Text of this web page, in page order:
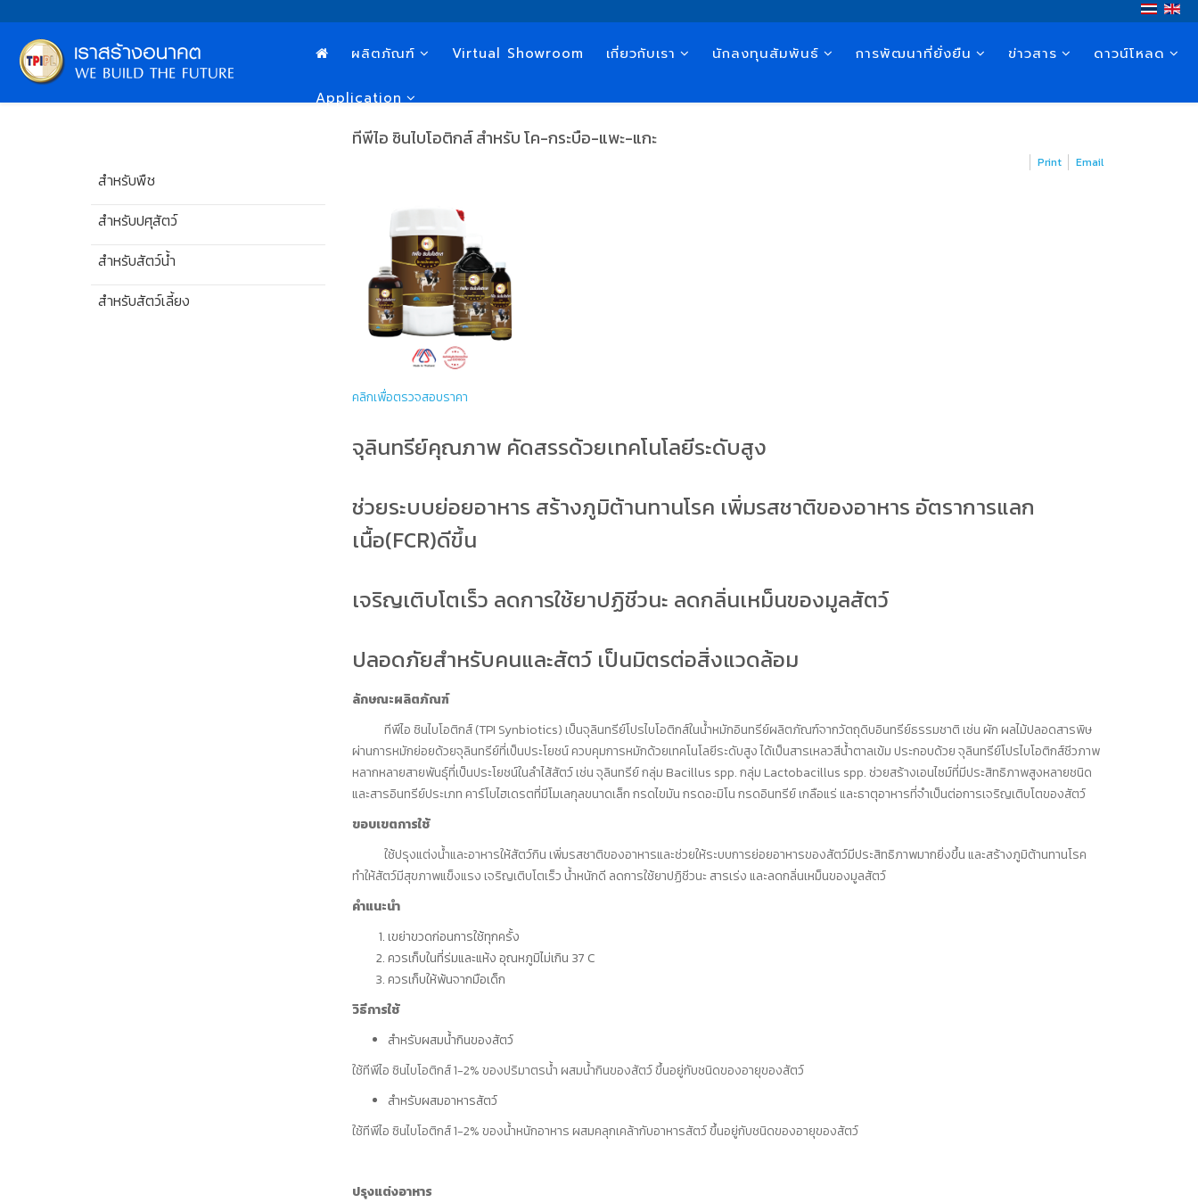
ผลิตภัณฑ์ Virtual Showroom เกี่ยวกับเรา นักลงทุนสัมพันธ์ การพัฒนาที่ยั่งยืน ข่าวสาร ดาวน์โหลด
Application
สำหรับพืช
สำหรับปศุสัตว์
สำหรับสัตว์น้ำ
สำหรับสัตว์เลี้ยง
ทีพีไอ ซินไบโอติกส์ สำหรับ โค-กระบือ-แพะ-แกะ
Print Email
คลิกเพื่อตรวจสอบราคา
จุลินทรีย์คุณภาพ คัดสรรด้วยเทคโนโลยีระดับสูง
ช่วยระบบย่อยอาหาร สร้างภูมิต้านทานโรค เพิ่มรสชาติของอาหาร อัตราการแลก
เนื้อ(FCR)ดีขึ้น
เจริญเติบโตเร็ว ลดการใช้ยาปฏิชีวนะ ลดกลิ่นเหม็นของมูลสัตว์
ปลอดภัยสำหรับคนและสัตว์ เป็นมิตรต่อสิ่งแวดล้อม
ลักษณะผลิตภัณฑ์
ทีพีไอ ซินไบโอติกส์ (TPI Synbiotics) เป็นจุลินทรีย์โปรไบโอติกส์ในน้ำหมักอินทรีย์ผลิตภัณฑ์จากวัตถุดิบอินทรีย์ธรรมชาติ เช่น ผัก ผลไม้ปลอดสารพิษ
ผ่านการหมักย่อยด้วยจุลินทรีย์ที่เป็นประโยชน์ ควบคุมการหมักด้วยเทคโนโลยีระดับสูง ได้เป็นสารเหลวสีน้ำตาลเข้ม ประกอบด้วย จุลินทรีย์โปรไบโอติกส์ชีวภาพ
หลากหลายสายพันธุ์ที่เป็นประโยชน์ในลำไส้สัตว์ เช่น จุลินทรีย์ กลุ่ม Bacillus spp. กลุ่ม Lactobacillus spp. ช่วยสร้างเอนไซม์ที่มีประสิทธิภาพสูงหลายชนิด
และสารอินทรีย์ประเภท คาร์โบไฮเดรตที่มีโมเลกุลขนาดเล็ก กรดไขมัน กรดอะมิโน กรดอินทรีย์ เกลือแร่ และธาตุอาหารที่จำเป็นต่อการเจริญเติบโตของสัตว์
ขอบเขตการใช้
ใช้ปรุงแต่งน้ำและอาหารให้สัตว์กิน เพิ่มรสชาติของอาหารและช่วยให้ระบบการย่อยอาหารของสัตว์มีประสิทธิภาพมากยิ่งขึ้น และสร้างภูมิต้านทานโรค
ทำให้สัตว์มีสุขภาพแข็งแรง เจริญเติบโตเร็ว น้ำหนักดี ลดการใช้ยาปฏิชีวนะ สารเร่ง และลดกลิ่นเหม็นของมูลสัตว์
คำแนะนำ
เขย่าขวดก่อนการใช้ทุกครั้ง
ควรเก็บในที่ร่มและแห้ง อุณหภูมิไม่เกิน 37 C
ควรเก็บให้พ้นจากมือเด็ก
วิธีการใช้
สำหรับผสมน้ำกินของสัตว์
ใช้ทีพีไอ ซินไบโอติกส์ 1-2% ของปริมาตรน้ำ ผสมน้ำกินของสัตว์ ขึ้นอยู่กับชนิดของอายุของสัตว์
สำหรับผสมอาหารสัตว์
ใช้ทีพีไอ ซินไบโอติกส์ 1-2% ของน้ำหนักอาหาร ผสมคลุกเคล้ากับอาหารสัตว์ ขึ้นอยู่กับชนิดของอายุของสัตว์
ปรุงแต่งอาหาร